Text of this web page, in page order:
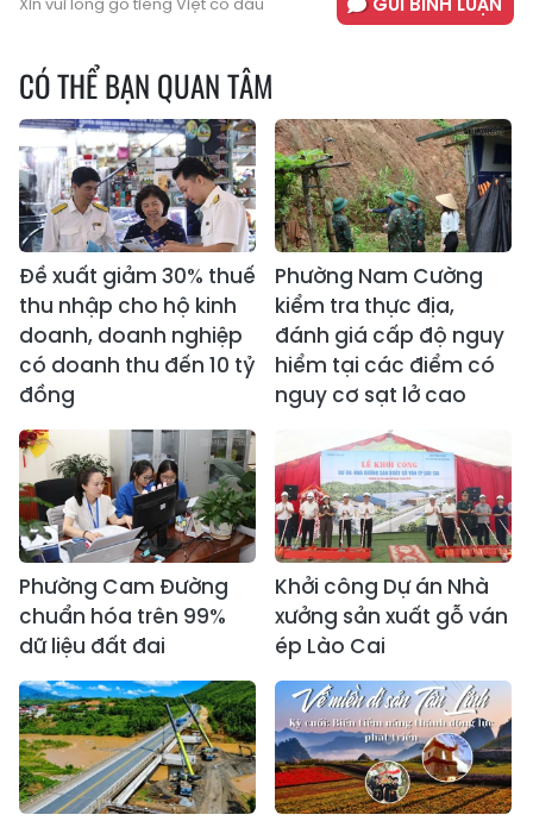
CÓ THỂ BẠN QUAN TÂM
Đề xuất giảm 30% thuế
thu nhập cho hộ kinh
doanh, doanh nghiệp
có doanh thu đến 10 tỷ
đồng
Phường Nam Cường
kiểm tra thực địa,
đánh giá cấp độ nguy
hiểm tại các điểm có
nguy cơ sạt lở cao
Phường Cam Đường
chuẩn hóa trên 99%
dữ liệu đất đai
Khởi công Dự án Nhà
xưởng sản xuất gỗ ván
ép Lào Cai